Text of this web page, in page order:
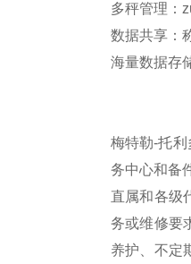
多秤管理：
数据共享：
海量数据存
梅特勒-托
务中心和备
直属和各级
务或维修要
养护、不定